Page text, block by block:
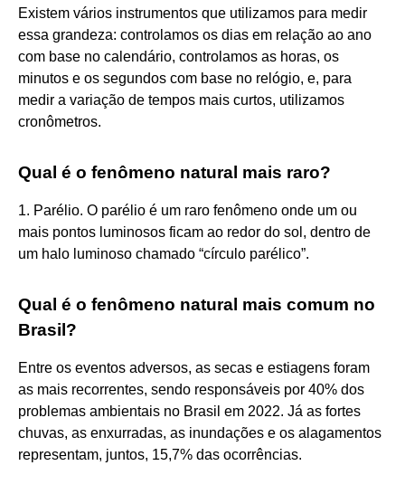
Existem vários instrumentos que utilizamos para medir
essa grandeza: controlamos os dias em relação ao ano
com base no calendário, controlamos as horas, os
minutos e os segundos com base no relógio, e, para
medir a variação de tempos mais curtos, utilizamos
cronômetros.
Qual é o fenômeno natural mais raro?
1. Parélio. O parélio é um raro fenômeno onde um ou
mais pontos luminosos ficam ao redor do sol, dentro de
um halo luminoso chamado “círculo parélico”.
Qual é o fenômeno natural mais comum no
Brasil?
Entre os eventos adversos, as secas e estiagens foram
as mais recorrentes, sendo responsáveis por 40% dos
problemas ambientais no Brasil em 2022. Já as fortes
chuvas, as enxurradas, as inundações e os alagamentos
representam, juntos, 15,7% das ocorrências.